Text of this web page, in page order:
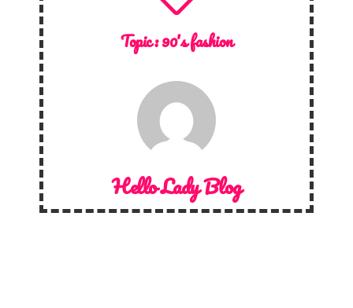
Topic :90's fashion
Hello Lady Blog